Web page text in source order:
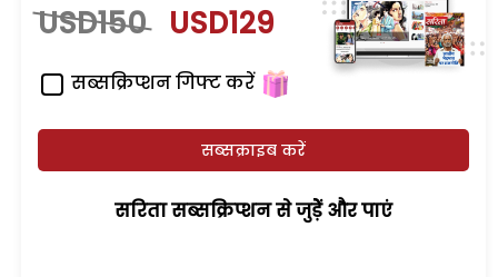
USD150 USD129
सब्सक्रिप्शन गिफ्ट करें
सब्सक्राइब करें
सरिता सब्सक्रिप्शन से जुड़ेें और पाएं